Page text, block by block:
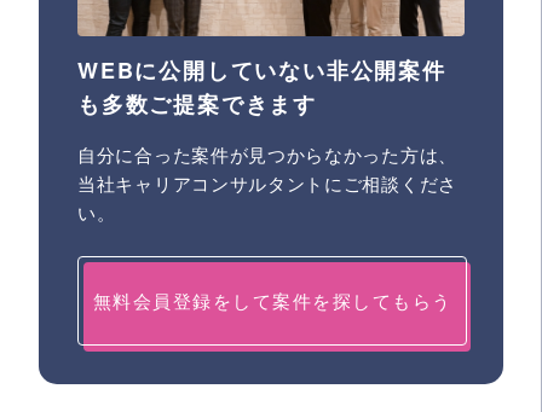
WEBに公開していない非公開案件
も多数ご提案できます
自分に合った案件が見つからなかった方は、
当社キャリアコンサルタントにご相談くださ
い。
無料会員登録をして案件を探してもらう